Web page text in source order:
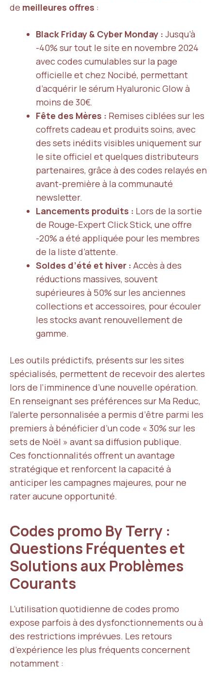
de meilleures offres :
Black Friday & Cyber Monday : Jusqu’à
-40% sur tout le site en novembre 2024
avec codes cumulables sur la page
officielle et chez Nocibé, permettant
d’acquérir le sérum Hyaluronic Glow à
moins de 30€.
Fête des Mères : Remises ciblées sur les
coffrets cadeau et produits soins, avec
des sets inédits visibles uniquement sur
le site officiel et quelques distributeurs
partenaires, grâce à des codes relayés en
avant-première à la communauté
newsletter.
Lancements produits : Lors de la sortie
de Rouge-Expert Click Stick, une offre
-20% a été appliquée pour les membres
de la liste d’attente.
Soldes d’été et hiver : Accès à des
réductions massives, souvent
supérieures à 50% sur les anciennes
collections et accessoires, pour écouler
les stocks avant renouvellement de
gamme.
Les outils prédictifs, présents sur les sites
spécialisés, permettent de recevoir des alertes
lors de l’imminence d’une nouvelle opération.
En renseignant ses préférences sur Ma Reduc,
l’alerte personnalisée a permis d’être parmi les
premiers à bénéficier d’un code « 30% sur les
sets de Noël » avant sa diffusion publique.
Ces fonctionnalités offrent un avantage
stratégique et renforcent la capacité à
anticiper les campagnes majeures, pour ne
rater aucune opportunité.
Codes promo By Terry :
Questions Fréquentes et
Solutions aux Problèmes
Courants
L’utilisation quotidienne de codes promo
expose parfois à des dysfonctionnements ou à
des restrictions imprévues. Les retours
d’expérience les plus fréquents concernent
notamment :